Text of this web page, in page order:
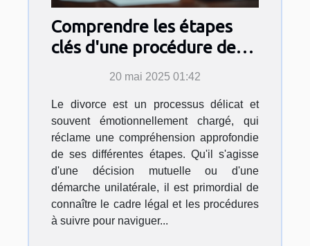
Comprendre les étapes
clés d'une procédure de
20 mai 2025 01:42
Le divorce est un processus délicat et
souvent émotionnellement chargé, qui
réclame une compréhension approfondie
de ses différentes étapes. Qu'il s'agisse
d'une décision mutuelle ou d'une
démarche unilatérale, il est primordial de
connaître le cadre légal et les procédures
à suivre pour naviguer...